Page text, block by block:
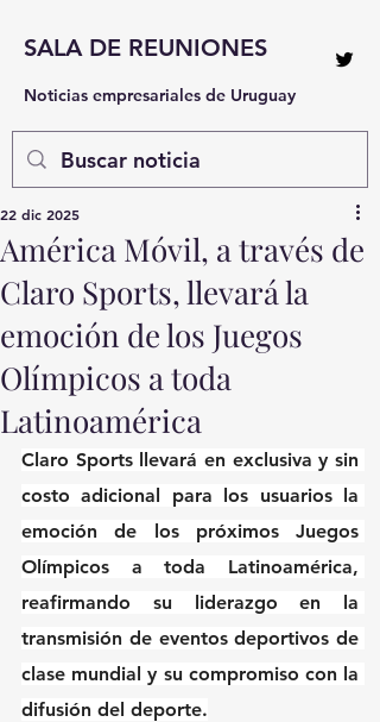
SALA DE REUNIONES
Noticias empresariales de Uruguay
América Móvil, a través de
Claro Sports, llevará la
emoción de los Juegos
Olímpicos a toda
Latinoamérica
22 dic 2025
Claro Sports llevará en exclusiva y sin
costo adicional para los usuarios la
emoción de los próximos Juegos
Olímpicos a toda Latinoamérica,
reafirmando su liderazgo en la
transmisión de eventos deportivos de
clase mundial y su compromiso con la
difusión del deporte.